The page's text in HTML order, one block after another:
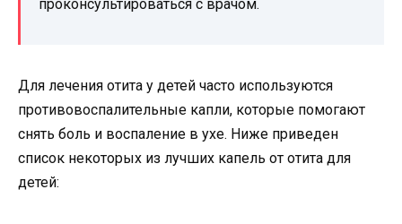
проконсультироваться с врачом.
Для лечения отита у детей часто используются
противовоспалительные капли, которые помогают
снять боль и воспаление в ухе. Ниже приведен
список некоторых из лучших капель от отита для
детей: